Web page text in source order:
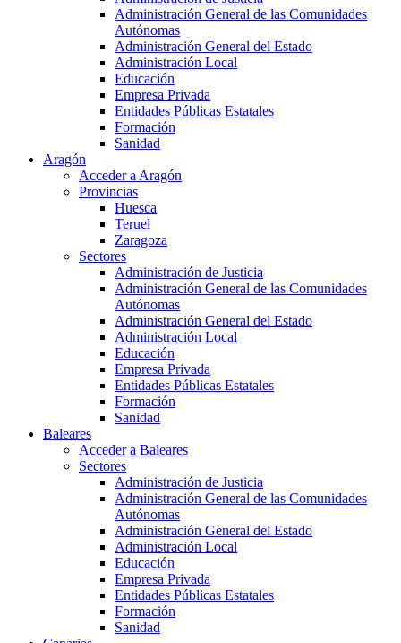
Administración General de las Comunidades
Autónomas
Administración General del Estado
Administración Local
Educación
Empresa Privada
Entidades Públicas Estatales
Formación
Sanidad
Aragón
Acceder a Aragón
Provincias
Huesca
Teruel
Zaragoza
Sectores
Administración de Justicia
Administración General de las Comunidades
Autónomas
Administración General del Estado
Administración Local
Educación
Empresa Privada
Entidades Públicas Estatales
Formación
Sanidad
Baleares
Acceder a Baleares
Sectores
Administración de Justicia
Administración General de las Comunidades
Autónomas
Administración General del Estado
Administración Local
Educación
Empresa Privada
Entidades Públicas Estatales
Formación
Sanidad